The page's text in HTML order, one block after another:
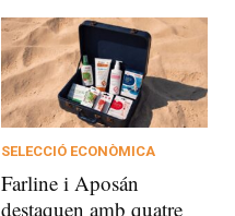
SELECCIÓ ECONÒMICA
Farline i Aposán
destaquen amb quatre